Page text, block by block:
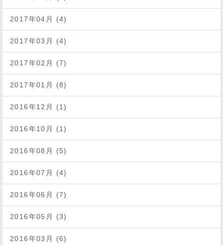
2017年04月 (4)
2017年03月 (4)
2017年02月 (7)
2017年01月 (8)
2016年12月 (1)
2016年10月 (1)
2016年08月 (5)
2016年07月 (4)
2016年06月 (7)
2016年05月 (3)
2016年03月 (6)